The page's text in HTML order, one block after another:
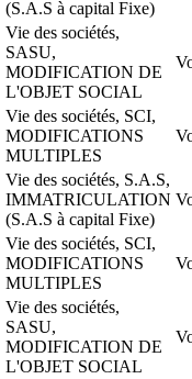
(S.A.S à capital Fixe)
Vie des sociétés,
SASU,
MODIFICATION DE
L'OBJET SOCIAL
Vie des sociétés, SCI,
MODIFICATIONS
MULTIPLES
Vie des sociétés, S.A.S,
IMMATRICULATION
(S.A.S à capital Fixe)
Vie des sociétés, SCI,
MODIFICATIONS
MULTIPLES
Vie des sociétés,
SASU,
MODIFICATION DE
L'OBJET SOCIAL